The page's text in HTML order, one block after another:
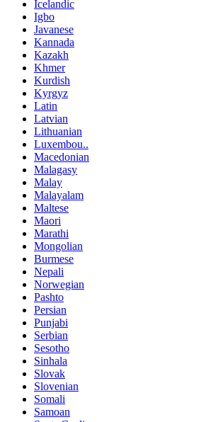
Icelandic
Igbo
Javanese
Kannada
Kazakh
Khmer
Kurdish
Kyrgyz
Latin
Latvian
Lithuanian
Luxembou..
Macedonian
Malagasy
Malay
Malayalam
Maltese
Maori
Marathi
Mongolian
Burmese
Nepali
Norwegian
Pashto
Persian
Punjabi
Serbian
Sesotho
Sinhala
Slovak
Slovenian
Somali
Samoan